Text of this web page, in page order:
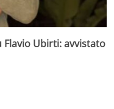
Flavio Ubirti: avvistato